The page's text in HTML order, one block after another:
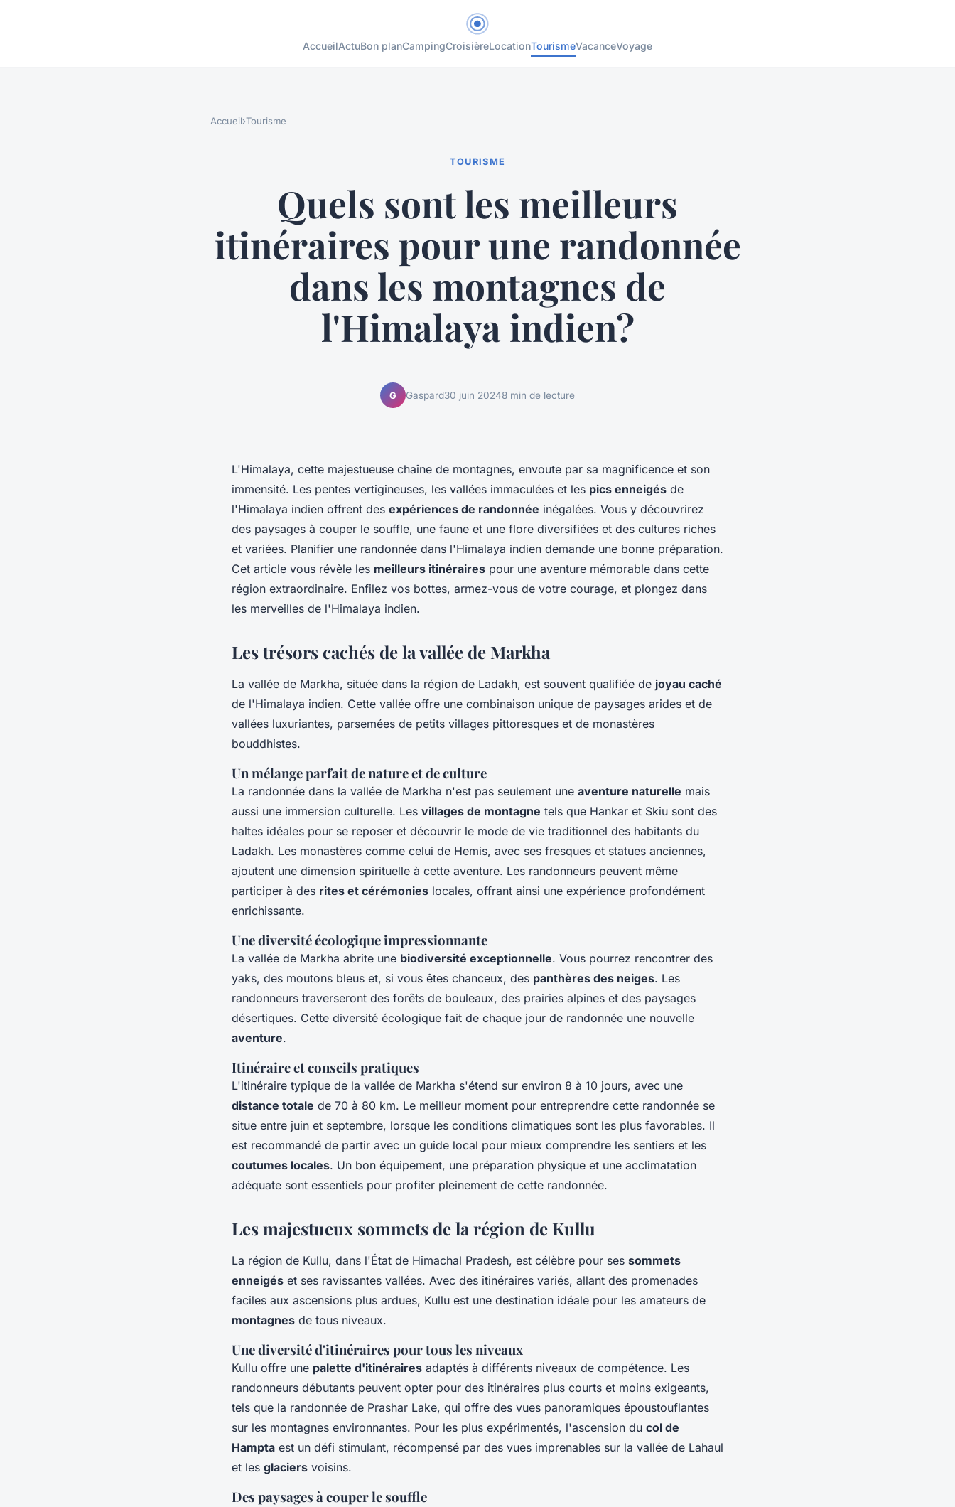
AccueilActuBon planCampingCroisièreLocationTourismeVacanceVoyage
Accueil›Tourisme
TOURISME
Quels sont les meilleurs
itinéraires pour une randonnée
dans les montagnes de
l'Himalaya indien?
G Gaspard30 juin 20248 min de lecture
L'Himalaya, cette majestueuse chaîne de montagnes, envoute par sa magnificence et son
immensité. Les pentes vertigineuses, les vallées immaculées et les pics enneigés de
l'Himalaya indien offrent des expériences de randonnée inégalées. Vous y découvrirez
des paysages à couper le souffle, une faune et une flore diversifiées et des cultures riches
et variées. Planifier une randonnée dans l'Himalaya indien demande une bonne préparation.
Cet article vous révèle les meilleurs itinéraires pour une aventure mémorable dans cette
région extraordinaire. Enfilez vos bottes, armez-vous de votre courage, et plongez dans
les merveilles de l'Himalaya indien.
Les trésors cachés de la vallée de Markha
La vallée de Markha, située dans la région de Ladakh, est souvent qualifiée de joyau caché
de l'Himalaya indien. Cette vallée offre une combinaison unique de paysages arides et de
vallées luxuriantes, parsemées de petits villages pittoresques et de monastères
bouddhistes.
Un mélange parfait de nature et de culture
La randonnée dans la vallée de Markha n'est pas seulement une aventure naturelle mais
aussi une immersion culturelle. Les villages de montagne tels que Hankar et Skiu sont des
haltes idéales pour se reposer et découvrir le mode de vie traditionnel des habitants du
Ladakh. Les monastères comme celui de Hemis, avec ses fresques et statues anciennes,
ajoutent une dimension spirituelle à cette aventure. Les randonneurs peuvent même
participer à des rites et cérémonies locales, offrant ainsi une expérience profondément
enrichissante.
Une diversité écologique impressionnante
La vallée de Markha abrite une biodiversité exceptionnelle. Vous pourrez rencontrer des
yaks, des moutons bleus et, si vous êtes chanceux, des panthères des neiges. Les
randonneurs traverseront des forêts de bouleaux, des prairies alpines et des paysages
désertiques. Cette diversité écologique fait de chaque jour de randonnée une nouvelle
aventure.
Itinéraire et conseils pratiques
L'itinéraire typique de la vallée de Markha s'étend sur environ 8 à 10 jours, avec une
distance totale de 70 à 80 km. Le meilleur moment pour entreprendre cette randonnée se
situe entre juin et septembre, lorsque les conditions climatiques sont les plus favorables. Il
est recommandé de partir avec un guide local pour mieux comprendre les sentiers et les
coutumes locales. Un bon équipement, une préparation physique et une acclimatation
adéquate sont essentiels pour profiter pleinement de cette randonnée.
Les majestueux sommets de la région de Kullu
La région de Kullu, dans l'État de Himachal Pradesh, est célèbre pour ses sommets
enneigés et ses ravissantes vallées. Avec des itinéraires variés, allant des promenades
faciles aux ascensions plus ardues, Kullu est une destination idéale pour les amateurs de
montagnes de tous niveaux.
Une diversité d'itinéraires pour tous les niveaux
Kullu offre une palette d'itinéraires adaptés à différents niveaux de compétence. Les
randonneurs débutants peuvent opter pour des itinéraires plus courts et moins exigeants,
tels que la randonnée de Prashar Lake, qui offre des vues panoramiques époustouflantes
sur les montagnes environnantes. Pour les plus expérimentés, l'ascension du col de
Hampta est un défi stimulant, récompensé par des vues imprenables sur la vallée de Lahaul
et les glaciers voisins.
Des paysages à couper le souffle